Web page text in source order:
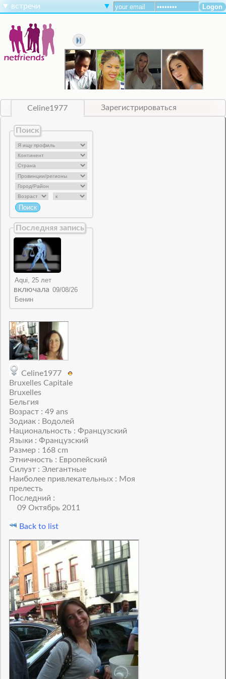
▼ встречи ▼
Celine1977 Зарегистрироваться
Поиск
Последняя запись
включала
Celine1977
Bruxelles Capitale
Bruxelles
Бельгия
Возраст : 49 ans
Зодиак : Водолей
Национальность : Французский
Языки : Французский
Размер : 168 cm
Этничность : Европейский
Силуэт : Элегантные
Наиболее привлекательных : Моя
прелесть
Последний :
09 Октябрь 2011
Back to list